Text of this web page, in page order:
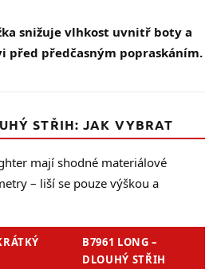
snižuje vlhkost uvnitř boty a
před předčasným popraskáním.
STŘIH: JAK VYBRAT
mají shodné materiálové
– liší se pouze výškou a
B7961 LONG –
DLOUHÝ STŘIH